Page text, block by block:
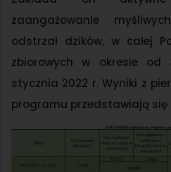
zaangażowanie
odstrzał dzików, w całej
zbiorowych w okresie od
stycznia 2022 r. Wyniki z
programu przedstawiają się